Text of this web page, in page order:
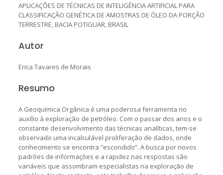
APLICAÇÕES DE TÉCNICAS DE INTELIGÊNCIA ARTIFICIAL PARA
CLASSIFICAÇÃO GENÉTICA DE AMOSTRAS DE ÓLEO DA PORÇÃO
TERRESTRE, BACIA POTIGUAR, BRASIL
Autor
Erica Tavares de Morais
Resumo
A Geoquímica Orgânica é uma poderosa ferramenta no
auxílio à exploração de petróleo. Com o passar dos anos e o
constante desenvolvimento das técnicas analíticas, tem-se
observado uma incalculável proliferação de dados, onde
conhecimento se encontra “escondido”. A busca por novos
padrões de informações e a rapidez nas respostas são
variáveis que assombram especialistas na exploração de